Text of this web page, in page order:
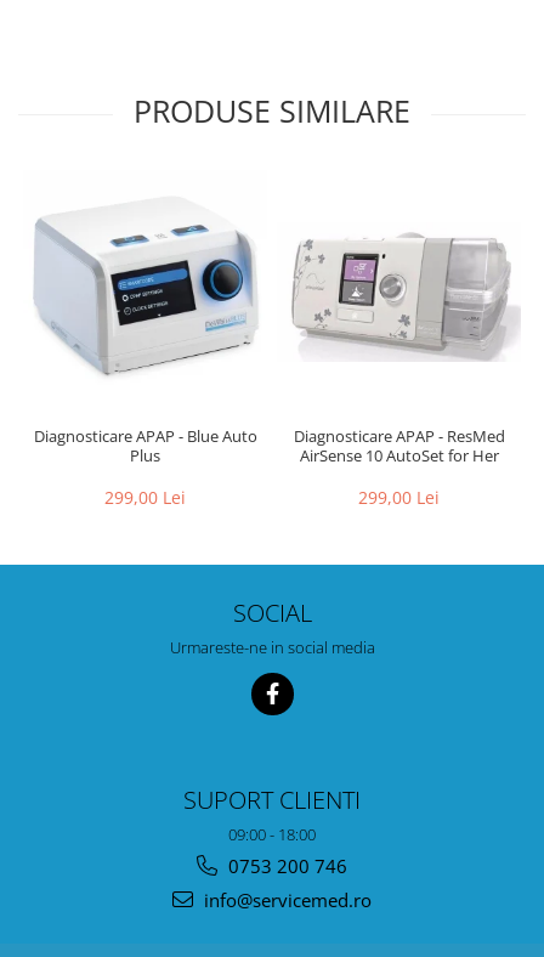
PRODUSE SIMILARE
Diagnosticare APAP - Blue Auto
Plus
299,00 Lei
Diagnosticare APAP - ResMed
AirSense 10 AutoSet for Her
299,00 Lei
SOCIAL
Urmareste-ne in social media
SUPORT CLIENTI
09:00 - 18:00
0753 200 746
info@servicemed.ro